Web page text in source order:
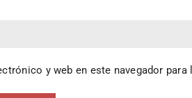
y web en este navegador